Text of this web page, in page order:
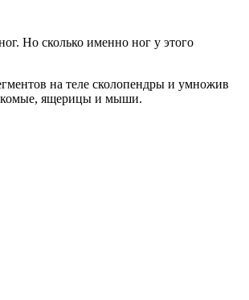
Но сколько именно ног у этого
на теле сколопендры и умножив
ящерицы и мыши.